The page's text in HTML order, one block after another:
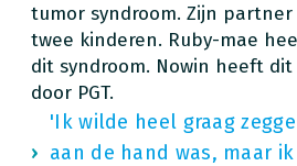
tumor syndroom. Zijn
twee kinderen. Ruby-mae
dit syndroom. Nowin heeft
door PGT.
'Ik wilde heel graag
aan de hand was, maar